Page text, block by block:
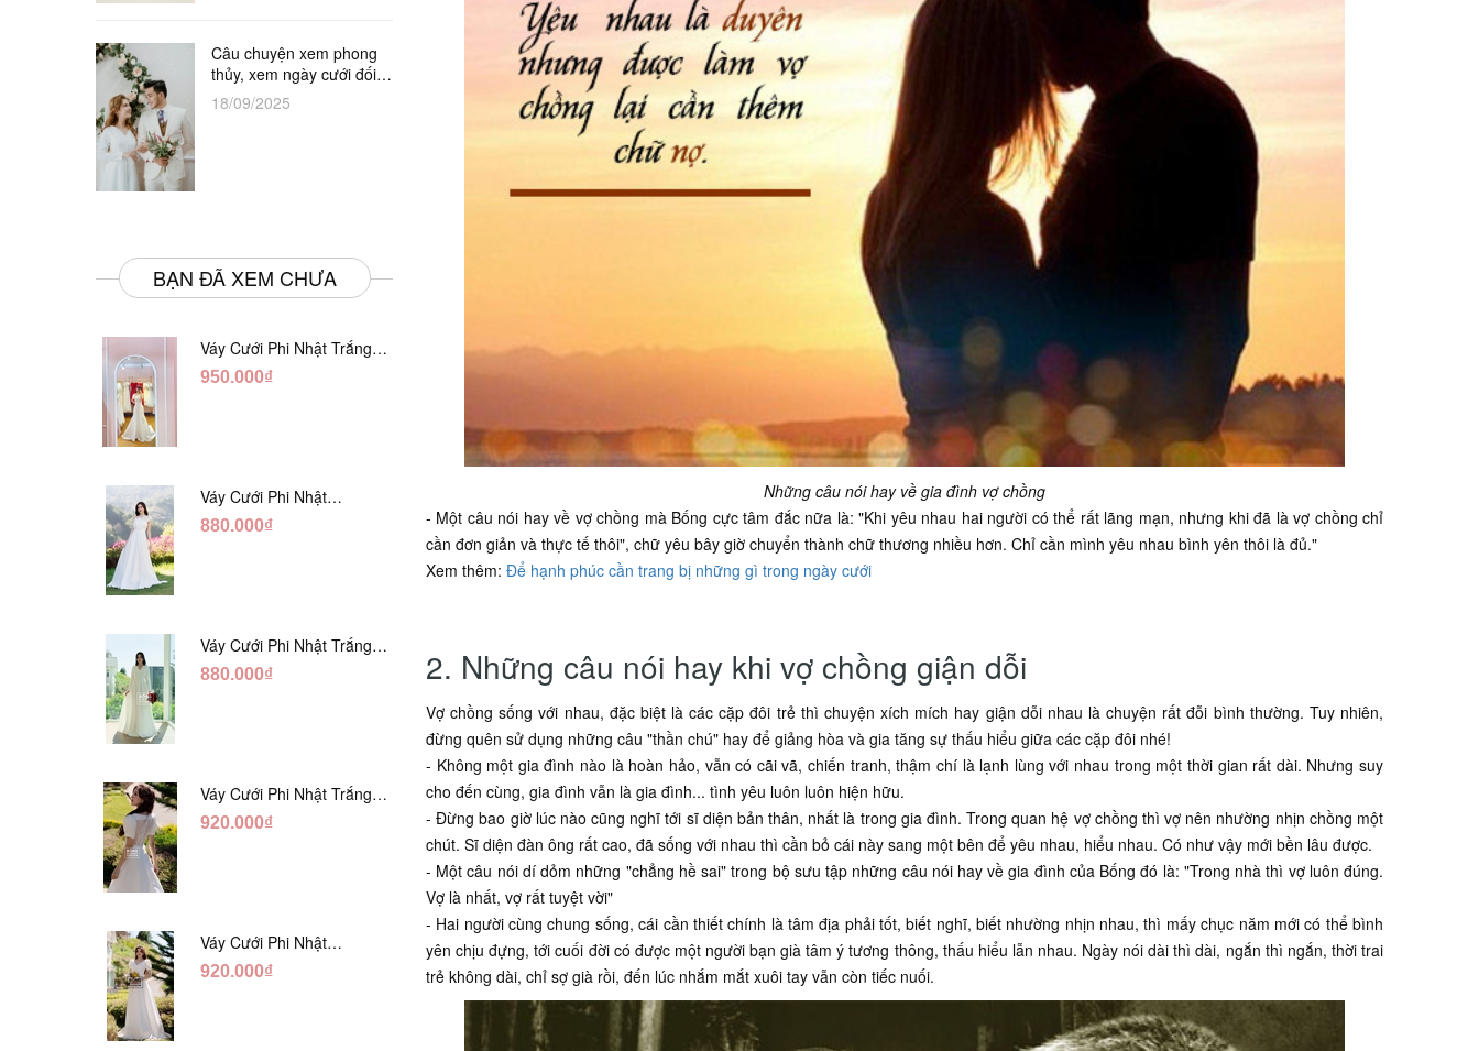
Những câu nói hay về gia đình vợ chồng
- Một câu nói hay về vợ chồng mà Bống cực tâm đắc nữa là: "Khi yêu nhau hai người có thể rất lãng mạn, nhưng khi đã là vợ chồng chỉ
cần đơn giản và thực tế thôi", chữ yêu bây giờ chuyển thành chữ thương nhiều hơn. Chỉ cần mình yêu nhau bình yên thôi là đủ."
Xem thêm: Để hạnh phúc cần trang bị những gì trong ngày cưới
2. Những câu nói hay khi vợ chồng giận dỗi
Vợ chồng sống với nhau, đặc biệt là các cặp đôi trẻ thì chuyện xích mích hay giận dỗi nhau là chuyện rất đỗi bình thường. Tuy nhiên,
đừng quên sử dụng những câu "thần chú" hay để giảng hòa và gia tăng sự thấu hiểu giữa các cặp đôi nhé!
- Không một gia đình nào là hoàn hảo, vẫn có cãi vã, chiến tranh, thậm chí là lạnh lùng với nhau trong một thời gian rất dài. Nhưng suy
cho đến cùng, gia đình vẫn là gia đình... tình yêu luôn luôn hiện hữu.
- Đừng bao giờ lúc nào cũng nghĩ tới sĩ diện bản thân, nhất là trong gia đình. Trong quan hệ vợ chồng thì vợ nên nhường nhịn chồng một
chút. Sĩ diện đàn ông rất cao, đã sống với nhau thì cần bỏ cái này sang một bên để yêu nhau, hiểu nhau. Có như vậy mới bền lâu được.
- Một câu nói dí dỏm những "chẳng hề sai" trong bộ sưu tập những câu nói hay về gia đình của Bống đó là: "Trong nhà thì vợ luôn đúng.
Vợ là nhất, vợ rất tuyệt vời"
- Hai người cùng chung sống, cái cần thiết chính là tâm địa phải tốt, biết nghĩ, biết nhường nhịn nhau, thì mấy chục năm mới có thể bình
yên chịu đựng, tới cuối đời có được một người bạn già tâm ý tương thông, thấu hiểu lẫn nhau. Ngày nói dài thì dài, ngắn thì ngắn, thời trai
trẻ không dài, chỉ sợ già rồi, đến lúc nhắm mắt xuôi tay vẫn còn tiếc nuối.
Câu chuyện xem phong
thủy, xem ngày cưới đối
với vợ chồng khắc tuổi
18/09/2025
BẠN ĐÃ XEM CHƯA
Váy Cưới Phi Nhật Trắng
Đuôi Cá DC998
950.000₫
Váy Cưới Phi Nhật
Trắng Cúp Chéo DC543
880.000₫
Váy Cưới Phi Nhật Trắng
Cổ V Hàng Nút DC549
880.000₫
Váy Cưới Phi Nhật Trắng
Xếp Li Eo Lưng Ren
920.000₫
Váy Cưới Phi Nhật
Đỏ/Trăng Cổ Tim Hạt
920.000₫